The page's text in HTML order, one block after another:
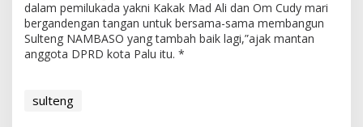
dalam pemilukada yakni Kakak Mad Ali dan Om Cudy mari
bergandengan tangan untuk bersama-sama membangun
Sulteng NAMBASO yang tambah baik lagi,”ajak mantan
anggota DPRD kota Palu itu. *
sulteng